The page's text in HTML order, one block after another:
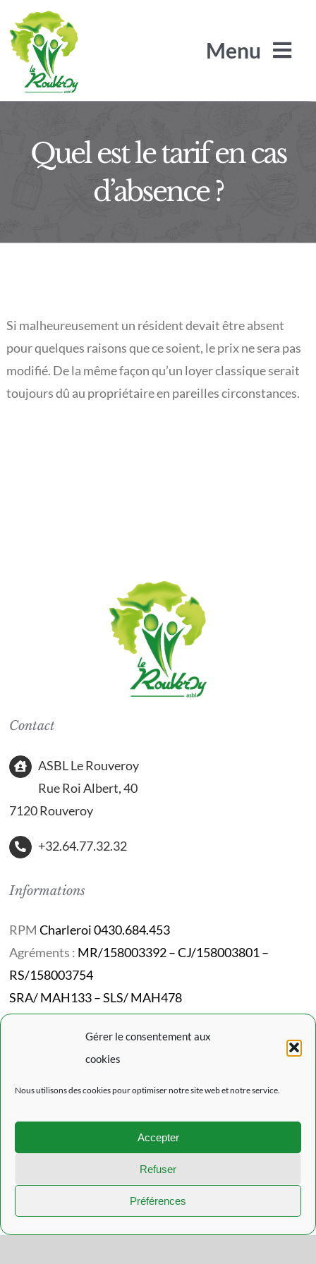
Gérer le consentement aux
cookies
Nous utilisons des cookies pour optimiser notre site web et notre service.
Accepter
Refuser
Préférences
Passer
au
contenu
Menu
L’Arbre de Jade
Les Arilles
L’actualité du Rouveroy
Quel est le tarif en cas
d’absence ?
Si malheureusement un résident devait être absent
pour quelques raisons que ce soient, le prix ne sera pas
modifié. De la même façon qu’un loyer classique serait
toujours dû au propriétaire en pareilles circonstances.
Contact
ASBL Le Rouveroy
Rue Roi Albert, 40
7120 Rouveroy
+32.64.77.32.32
Informations
RPM Charleroi 0430.684.453
Agréments : MR/158003392 – CJ/158003801 –
RS/158003754
SRA/ MAH133 – SLS/ MAH478
Codes NACE :
L’actualité du Rouveroy